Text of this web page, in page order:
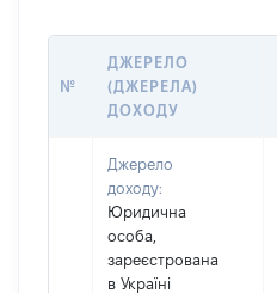
№
ДЖЕРЕЛО
(ДЖЕРЕЛА)
ДОХОДУ
Джерело
доходу:
Юридична
особа,
зареєстрована
в Україні